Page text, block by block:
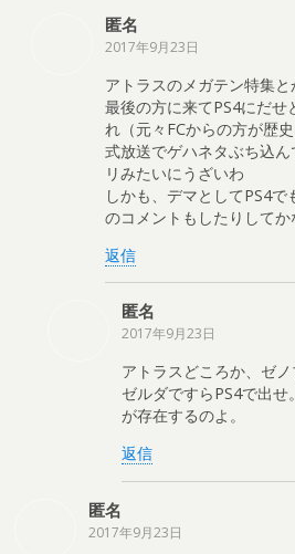
匿名
2017年9月23日
アトラスのメガテン特集と
最後の方に来てPS4にだせ
れ（元々FCからの方が歴
式放送でゲハネタぶち込
リみたいにうざいわ
しかも、デマとしてPS4
のコメントもしたりして
返信
匿名
2017年9月23日
アトラスどころか、ゼ
ゼルダですらPS4で出
が存在するのよ。
返信
匿名
2017年9月23日